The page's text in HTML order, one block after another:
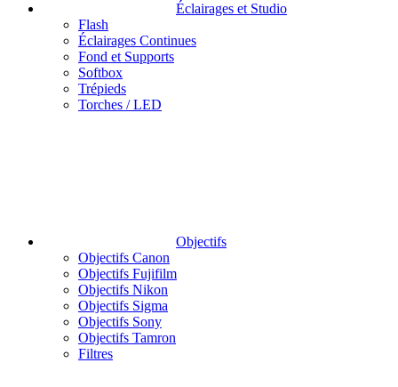
Éclairages et Studio
Flash
Éclairages Continues
Fond et Supports
Softbox
Trépieds
Torches / LED
Objectifs
Objectifs Canon
Objectifs Fujifilm
Objectifs Nikon
Objectifs Sigma
Objectifs Sony
Objectifs Tamron
Filtres